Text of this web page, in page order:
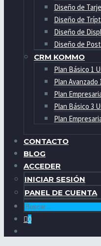
Diseño de
Diseño de
Diseño de
Diseño de
CRM KOMMO
Plan Básico 1
Plan Avanzado
Plan
Plan Básico 3
Plan
CONTACTO
BLOG
ACCEDER
INICIAR SESIÓN
PANEL DE CUENTA
0